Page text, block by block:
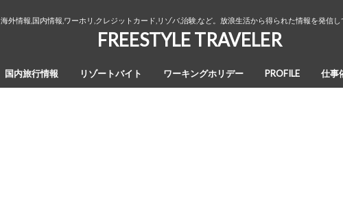
海外情報,国内情報,ワーホリ,クレジットカード,リゾバ,治験,など。放浪生活から得られた情報を発信
FREESTYLE TRAVELER
国内旅行情報 リゾートバイト ワーキングホリデー PROFILE 仕事